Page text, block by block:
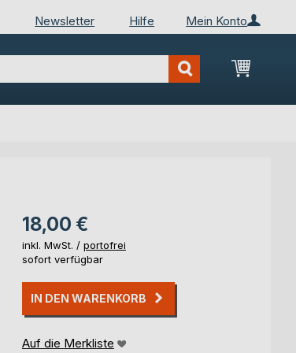
Mein Konto
Newsletter Hilfe
Mein
18,00 €
inkl. MwSt. / portofrei
sofort verfügbar
IN DEN WARENKORB
Auf die Merkliste